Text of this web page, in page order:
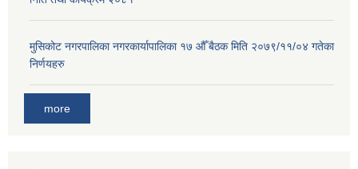
मुसिकोट नगरपालिका नगरकार्यापालिका १७ औँ बैठक मिति २०७९/११/०४ गतेका
निर्णयहरु
more